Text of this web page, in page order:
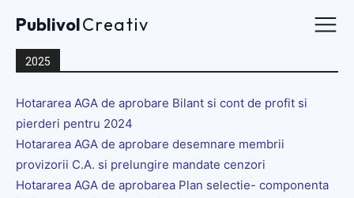
PublivolCreativ
Acasa
Despre noi
Contact
PublivolCreativ
2025
Hotararea AGA de aprobare Bilant si cont de profit si
pierderi pentru 2024
Hotararea AGA de aprobare desemnare membrii
provizorii C.A. si prelungire mandate cenzori
Hotararea AGA de aprobarea Plan selectie- componenta